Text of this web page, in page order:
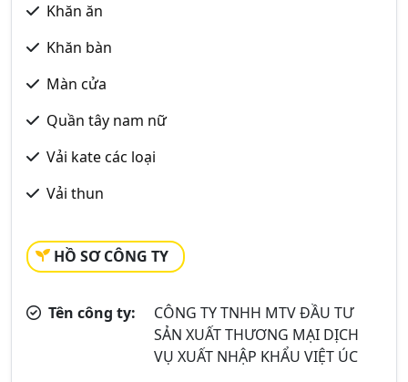
Khăn ăn
Khăn bàn
Màn cửa
Quần tây nam nữ
Vải kate các loại
Vải thun
HỒ SƠ CÔNG TY
Tên công ty:
CÔNG TY TNHH MTV ĐẦU TƯ
SẢN XUẤT THƯƠNG MẠI DỊCH
VỤ XUẤT NHẬP KHẨU VIỆT ÚC